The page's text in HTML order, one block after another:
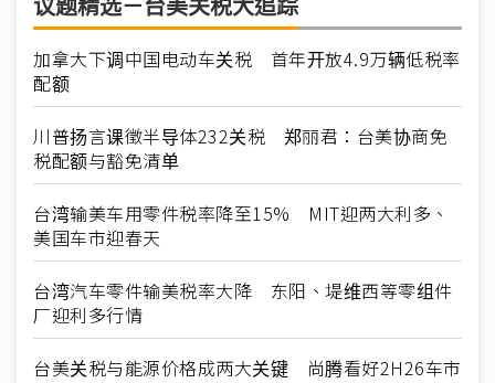
议题精选－台美关税大追踪
加拿大下调中国电动车关税 首年开放4.9万辆低税率
配额
川普扬言课徵半导体232关税 郑丽君：台美协商免
税配额与豁免清单
台湾输美车用零件税率降至15% MIT迎两大利多、
美国车市迎春天
台湾汽车零件输美税率大降 东阳、堤维西等零组件
厂迎利多行情
台美关税与能源价格成两大关键 尚腾看好2H26车市